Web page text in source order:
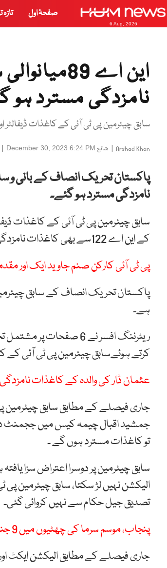
6 Aug, 2026
صفحۂ اول
این اے
نامزدگی مسترد ہو
سابق چیئرمین پی ٹی آئی کے کاغذات ڈیفالٹر
Arshad Khan
| شائع December 30, 2023 6:24 PM
|
نامزدگی مسترد ہو گئے۔
سابق چیئرمین پی ٹی آئی کے کاغذات
کے این اے 122سے بھی کاغذات نامزدگی مسترد کر دیے گئے ہیں۔
پی ٹی آئی کارکن صنم جاوید ایک اور
پاکستان تحریک انصاف کے سابق
ہے۔
کرتے ہوئےسابق چیئرمین پی ٹی آئی کے
عثمان ڈار کی والدہ کے کاغذات
جمشید اقبال چیمہ کیس میں ججمنٹ
تو کاغذات مسترد ہوں گے ۔
سابق چیئرمین پر دوسرا اعتراض سزا
الیکشن نہیں لڑ سکتا، سابق چیئرمین
تصدیق جیل حکام سے نہیں کروائی گئی۔
پنجاب، موسم سرما کی چھٹیوں میں 9 جنوری تک توسیع
جاری فیصلے کے مطابق الیکشن ایکٹ اور آرٹیکل 62 اور 63 کے تحت کاغذات نامزدگی